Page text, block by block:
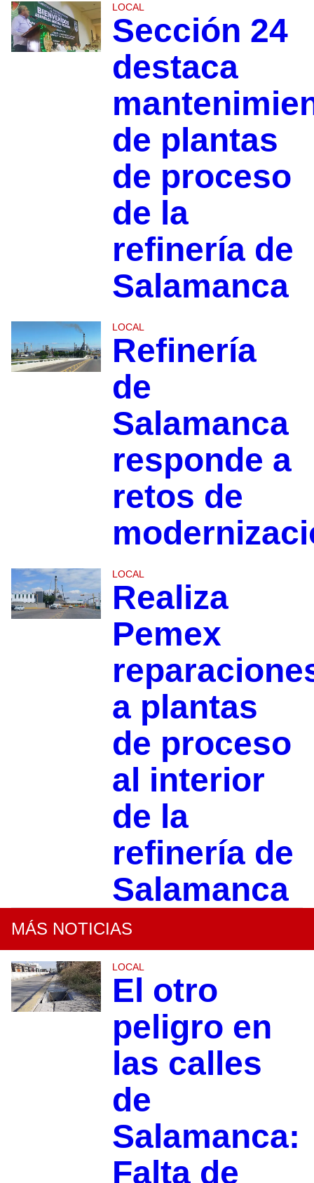
LOCAL
Sección 24
destaca
de plantas
de proceso
de la
refinería de
Salamanca
LOCAL
Refinería
de
Salamanca
responde a
retos de
LOCAL
Realiza
Pemex
a plantas
de proceso
al interior
de la
refinería de
Salamanca
MÁS NOTICIAS
LOCAL
El otro
peligro en
las calles
de
Salamanca:
Falta de